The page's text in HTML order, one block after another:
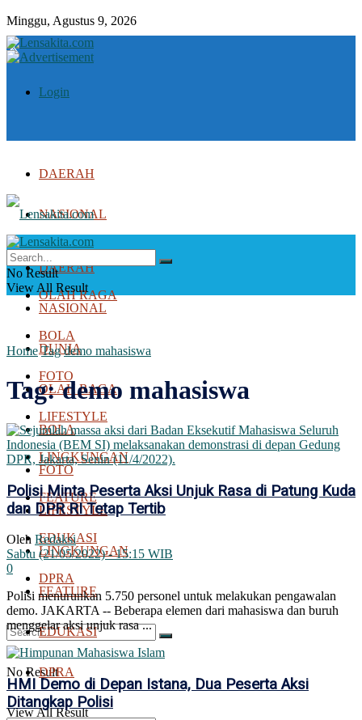
Minggu, Agustus 9, 2026
Login
DAERAH
NASIONAL
DUNIA
OLAH RAGA
BOLA
FOTO
LIFESTYLE
LINGKUNGAN
FEATURE
EDUKASI
DPRA
No Result
View All Result
DAERAH
NASIONAL
DUNIA
OLAH RAGA
BOLA
FOTO
LIFESTYLE
LINGKUNGAN
FEATURE
EDUKASI
DPRA
No Result
View All Result
Home Tag demo mahasiswa
Tag:demo mahasiswa
Polisi Minta Peserta Aksi Unjuk Rasa di Patung Kuda
dan DPR RI Tetap Tertib
Oleh Redaksi
Sabtu (21/05/2022) - 15:15 WIB
0
Polisi menurunkan 5.750 personel untuk melakukan pengawalan
demo. JAKARTA -- Beberapa elemen dari mahasiswa dan buruh
menggelar aksi unjuk rasa ...
HMI Demo di Depan Istana, Dua Peserta Aksi
Ditangkap Polisi